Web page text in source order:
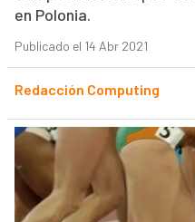
en Polonia.
Publicado el 14 Abr 2021
Redacción Computing